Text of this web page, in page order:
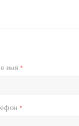
имя*
*